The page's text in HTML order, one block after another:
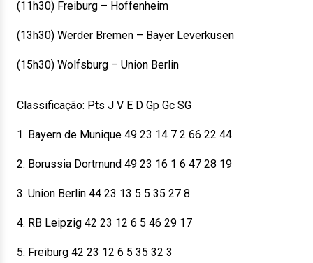
(11h30) Freiburg – Hoffenheim
(13h30) Werder Bremen – Bayer Leverkusen
(15h30) Wolfsburg – Union Berlin
Classificação: Pts J V E D Gp Gc SG
1. Bayern de Munique 49 23 14 7 2 66 22 44
2. Borussia Dortmund 49 23 16 1 6 47 28 19
3. Union Berlin 44 23 13 5 5 35 27 8
4. RB Leipzig 42 23 12 6 5 46 29 17
5. Freiburg 42 23 12 6 5 35 32 3